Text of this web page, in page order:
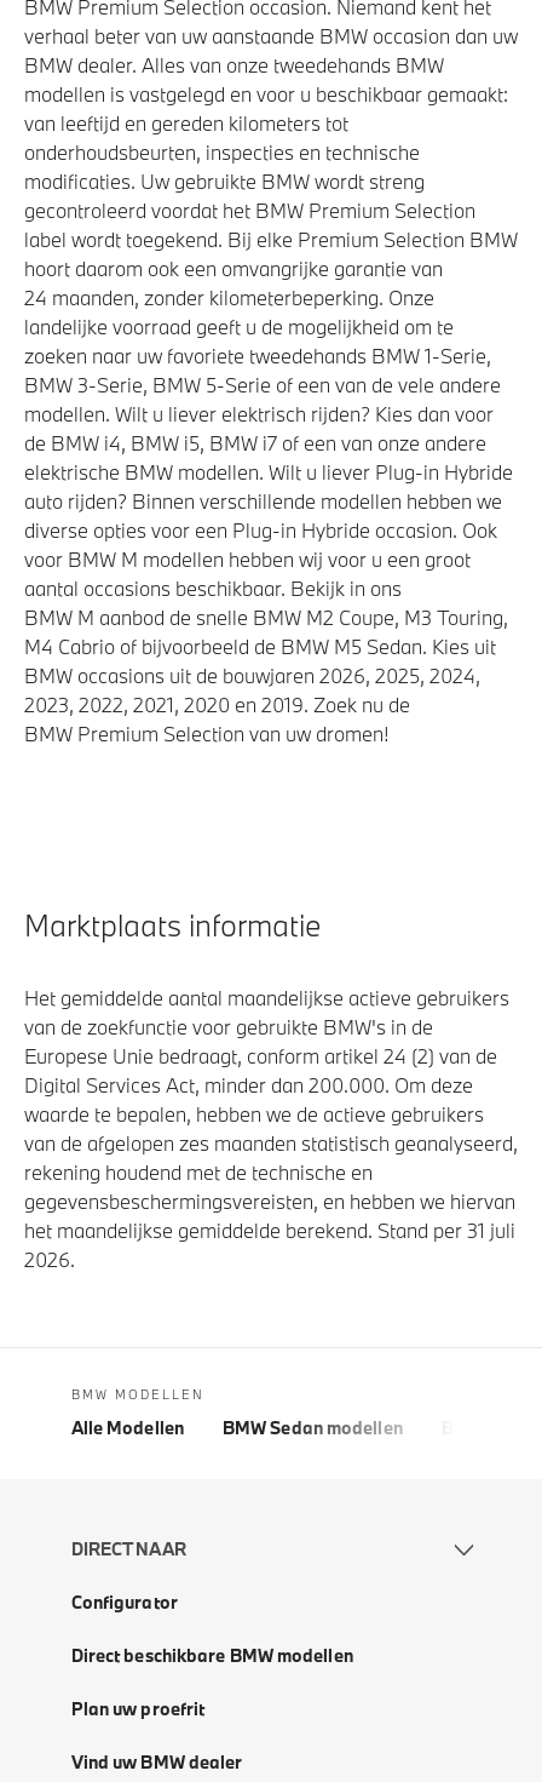
BMW Premium Selection occasion. Niemand kent het
verhaal beter van uw aanstaande BMW occasion dan uw
BMW dealer. Alles van onze tweedehands BMW
modellen is vastgelegd en voor u beschikbaar gemaakt:
van leeftijd en gereden kilometers tot
onderhoudsbeurten, inspecties en technische
modificaties. Uw gebruikte BMW wordt streng
gecontroleerd voordat het BMW Premium Selection
label wordt toegekend. Bij elke Premium Selection BMW
hoort daarom ook een omvangrijke garantie van
24 maanden, zonder kilometerbeperking. Onze
landelijke voorraad geeft u de mogelijkheid om te
zoeken naar uw favoriete tweedehands BMW 1-Serie,
BMW 3-Serie, BMW 5-Serie of een van de vele andere
modellen. Wilt u liever elektrisch rijden? Kies dan voor
de BMW i4, BMW i5, BMW i7 of een van onze andere
elektrische BMW modellen. Wilt u liever Plug-in Hybride
auto rijden? Binnen verschillende modellen hebben we
diverse opties voor een Plug-in Hybride occasion. Ook
voor BMW M modellen hebben wij voor u een groot
aantal occasions beschikbaar. Bekijk in ons
BMW M aanbod de snelle BMW M2 Coupe, M3 Touring,
M4 Cabrio of bijvoorbeeld de BMW M5 Sedan. Kies uit
BMW occasions uit de bouwjaren 2026, 2025, 2024,
2023, 2022, 2021, 2020 en 2019. Zoek nu de
BMW Premium Selection van uw dromen!
Marktplaats informatie
Het gemiddelde aantal maandelijkse actieve gebruikers
van de zoekfunctie voor gebruikte BMW's in de
Europese Unie bedraagt, conform artikel 24 (2) van de
Digital Services Act, minder dan 200.000. Om deze
waarde te bepalen, hebben we de actieve gebruikers
van de afgelopen zes maanden statistisch geanalyseerd,
rekening houdend met de technische en
gegevensbeschermingsvereisten, en hebben we hiervan
het maandelijkse gemiddelde berekend. Stand per 31 juli
2026.
BMW MODELLEN
Alle Modellen BMW Sedan modellen
DIRECT NAAR
Configurator
Direct beschikbare BMW modellen
Plan uw proefrit
Vind uw BMW dealer